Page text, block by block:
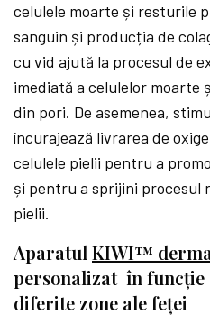
celulele moarte și resturile
sanguin și producția de
cu vid ajută la procesul de
imediată a celulelor
din pori. De asemenea,
încurajează livrarea de
celulele pielii pentru a
și pentru a sprijini procesul
pielii.
Aparatul KIWI™ derma
personalizat în funcție
diferite zone ale feței